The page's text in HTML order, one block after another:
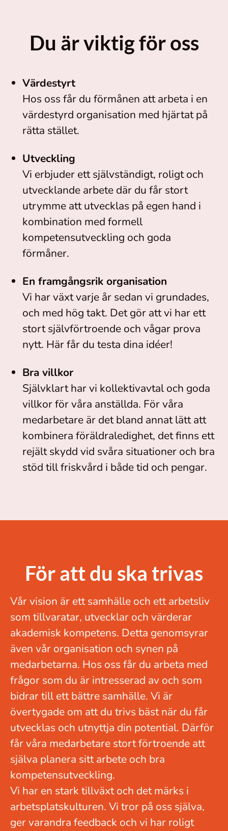
Du är viktig för oss
Värdestyrt
Hos oss får du förmånen att arbeta i en
värdestyrd organisation med hjärtat på
rätta stället.
Utveckling
Vi erbjuder ett självständigt, roligt och
utvecklande arbete där du får stort
utrymme att utvecklas på egen hand i
kombination med formell
kompetensutveckling och goda
förmåner.
En framgångsrik organisation
Vi har växt varje år sedan vi grundades,
och med hög takt. Det gör att vi har ett
stort självförtroende och vågar prova
nytt. Här får du testa dina idéer!
Bra villkor
Självklart har vi kollektivavtal och goda
villkor för våra anställda. För våra
medarbetare är det bland annat lätt att
kombinera föräldraledighet, det finns ett
rejält skydd vid svåra situationer och bra
stöd till friskvård i både tid och pengar.
För att du ska trivas
Vår vision är ett samhälle och ett arbetsliv
som tillvaratar, utvecklar och värderar
akademisk kompetens. Detta genomsyrar
även vår organisation och synen på
medarbetarna. Hos oss får du arbeta med
frågor som du är intresserad av och som
bidrar till ett bättre samhälle. Vi är
övertygade om att du trivs bäst när du får
utvecklas och utnyttja din potential. Därför
får våra medarbetare stort förtroende att
själva planera sitt arbete och bra
kompetensutveckling.
Vi har en stark tillväxt och det märks i
arbetsplatskulturen. Vi tror på oss själva,
ger varandra feedback och vi har roligt